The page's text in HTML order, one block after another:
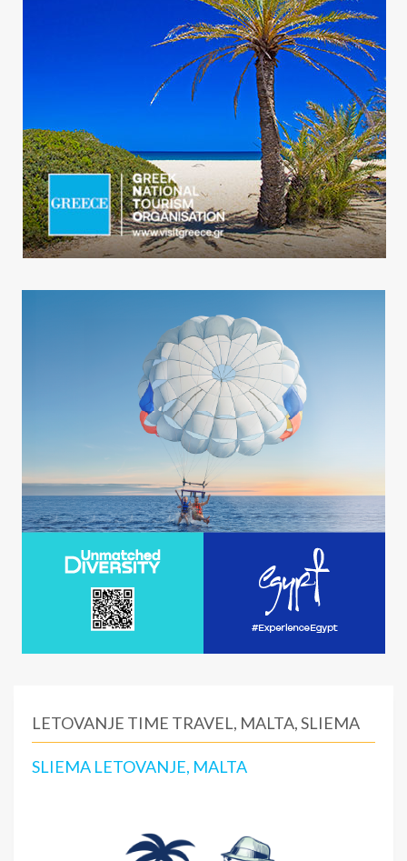
LETOVANJE TIME TRAVEL, MALTA, SLIEMA
SLIEMA LETOVANJE, MALTA